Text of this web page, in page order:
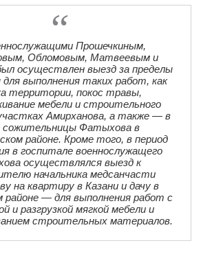
Прошечкиным,
Обломовым, Матвеевым и
осуществлен выезд за пределы
для выполнения таких работ, как
территории, покос травы,
мебели и строительного
Амирханова, а также — в
сожительницы Фатыхова в
районе. Кроме того, в период
в госпитале военнослужащего
осуществлялся выезд к
начальника медсанчасти
на квартиру в Казани и дачу в
районе — для выполнения работ с
и разгрузкой мягкой мебели и
строительных материалов.